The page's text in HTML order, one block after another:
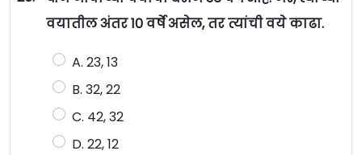
वयातील अंतर 10 वर्षे असेल, तर त्यांची वये काढा.
A. 23, 13
B. 32, 22
C. 42, 32
D. 22, 12